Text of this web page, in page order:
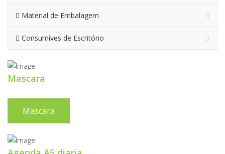
Material de Embalagem
Consumíves de Escritório
Mascara
Mascara